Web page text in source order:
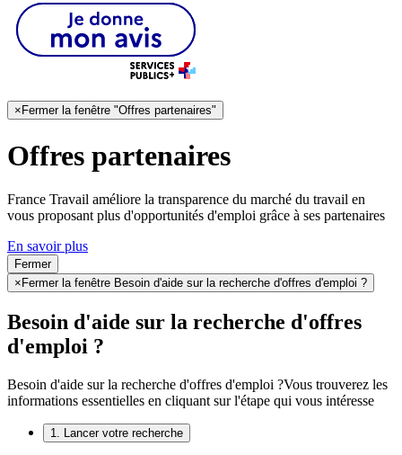
× Fermer la fenêtre "Offres partenaires"
Offres partenaires
France Travail améliore la transparence du marché du travail en
vous proposant plus d'opportunités d'emploi grâce à ses partenaires
En savoir plus
Fermer
× Fermer la fenêtre Besoin d'aide sur la recherche d'offres d'emploi ?
Besoin d'aide sur la recherche d'offres
d'emploi ?
Besoin d'aide sur la recherche d'offres d'emploi ?Vous trouverez les
informations essentielles en cliquant sur l'étape qui vous intéresse
1. Lancer votre recherche